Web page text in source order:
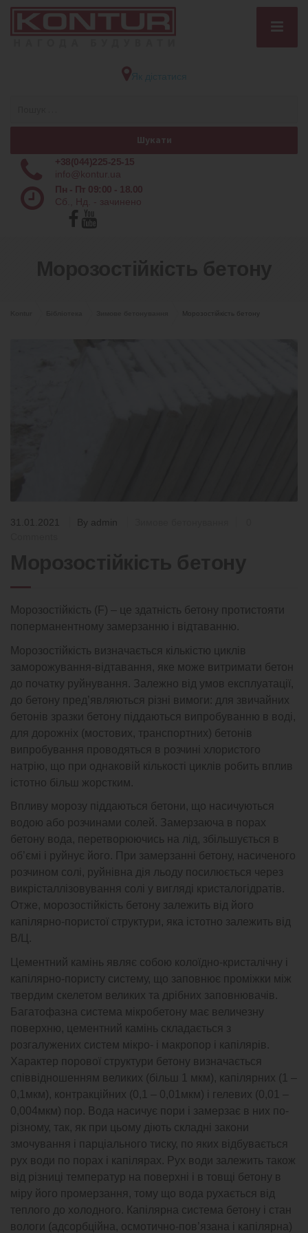
Як дістатися
+38(044)225-25-15
info@kontur.ua
Пн - Пт 09:00 - 18.00
Сб., Нд. - зачинено
Морозостійкість бетону
31.01.2021 By admin
Морозостійкість (F) – це здатність бетону протистояти
поперманентному замерзанню і відтаванню.
Морозостійкість визначається кількістю циклів
заморожування-відтавання, яке може витримати бетон
до початку руйнування. Залежно від умов експлуатації,
до бетону пред’являються різні вимоги: для звичайних
бетонів зразки бетону піддаються випробуванню в воді,
для дорожніх (мостових, транспортних) бетонів
випробування проводяться в розчині хлористого
натрію, що при однаковій кількості циклів робить вплив
істотно більш жорстким.
Впливу морозу піддаються бетони, що насичуються
водою або розчинами солей. Замерзаюча в порах
бетону вода, перетворюючись на лід, збільшується в
об’ємі і руйнує його. При замерзанні бетону, насиченого
розчином солі, руйнівна дія льоду посилюється через
викрісталлізовування солі у вигляді кристалогідратів.
Отже, морозостійкість бетону залежить від його
капілярно-пористої структури, яка істотно залежить від
В/Ц.
Цементний камінь являє собою колоїдно-кристалічну і
капілярно-пористу систему, що заповнює проміжки між
твердим скелетом великих та дрібних заповнювачів.
Багатофазна система мікробетону має величезну
поверхню, цементний камінь складається з
розгалужених систем мікро- і макропор і капілярів.
Характер порової структури бетону визначається
співвідношенням великих (більш 1 мкм), капілярних (1 –
0,1мкм), контракційних (0,1 – 0,01мкм) і гелевих (0,01 –
0,004мкм) пор. Вода насичує пори і замерзає в них по-
різному, так, як при цьому діють складні закони
змочування і парціального тиску, по яких відбувається
рух води по порах і капілярах. Рух води залежить також
від різниці температур на поверхні і в товщі бетону в
міру його промерзання, тому що вода рухається від
теплого до холодного. Капілярна система бетону і стан
вологи (адсорбційна, осмотично-пов’язана і капілярна)